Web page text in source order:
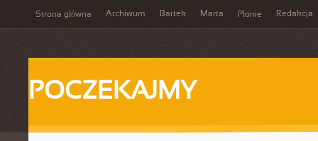
Strona główna Archiwum Bartek Marta Płonie Redakcja
POCZEKAJMY